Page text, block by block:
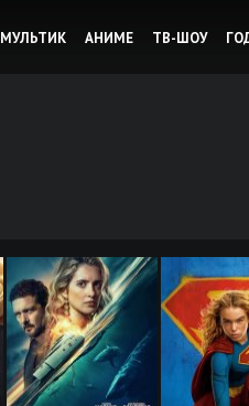
МУЛЬТИК АНИМЕ ТВ-ШОУ